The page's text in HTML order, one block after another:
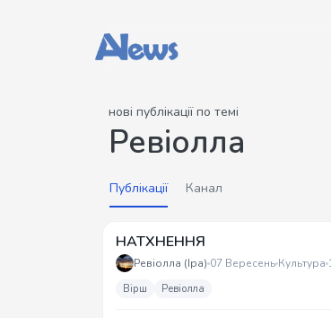
нові публікації по темі
Ревіолла
Публікації Канал
НАТХНЕННЯ
Ревіолла (Іра) 07 Вересень Культура
Вірш Ревіолла